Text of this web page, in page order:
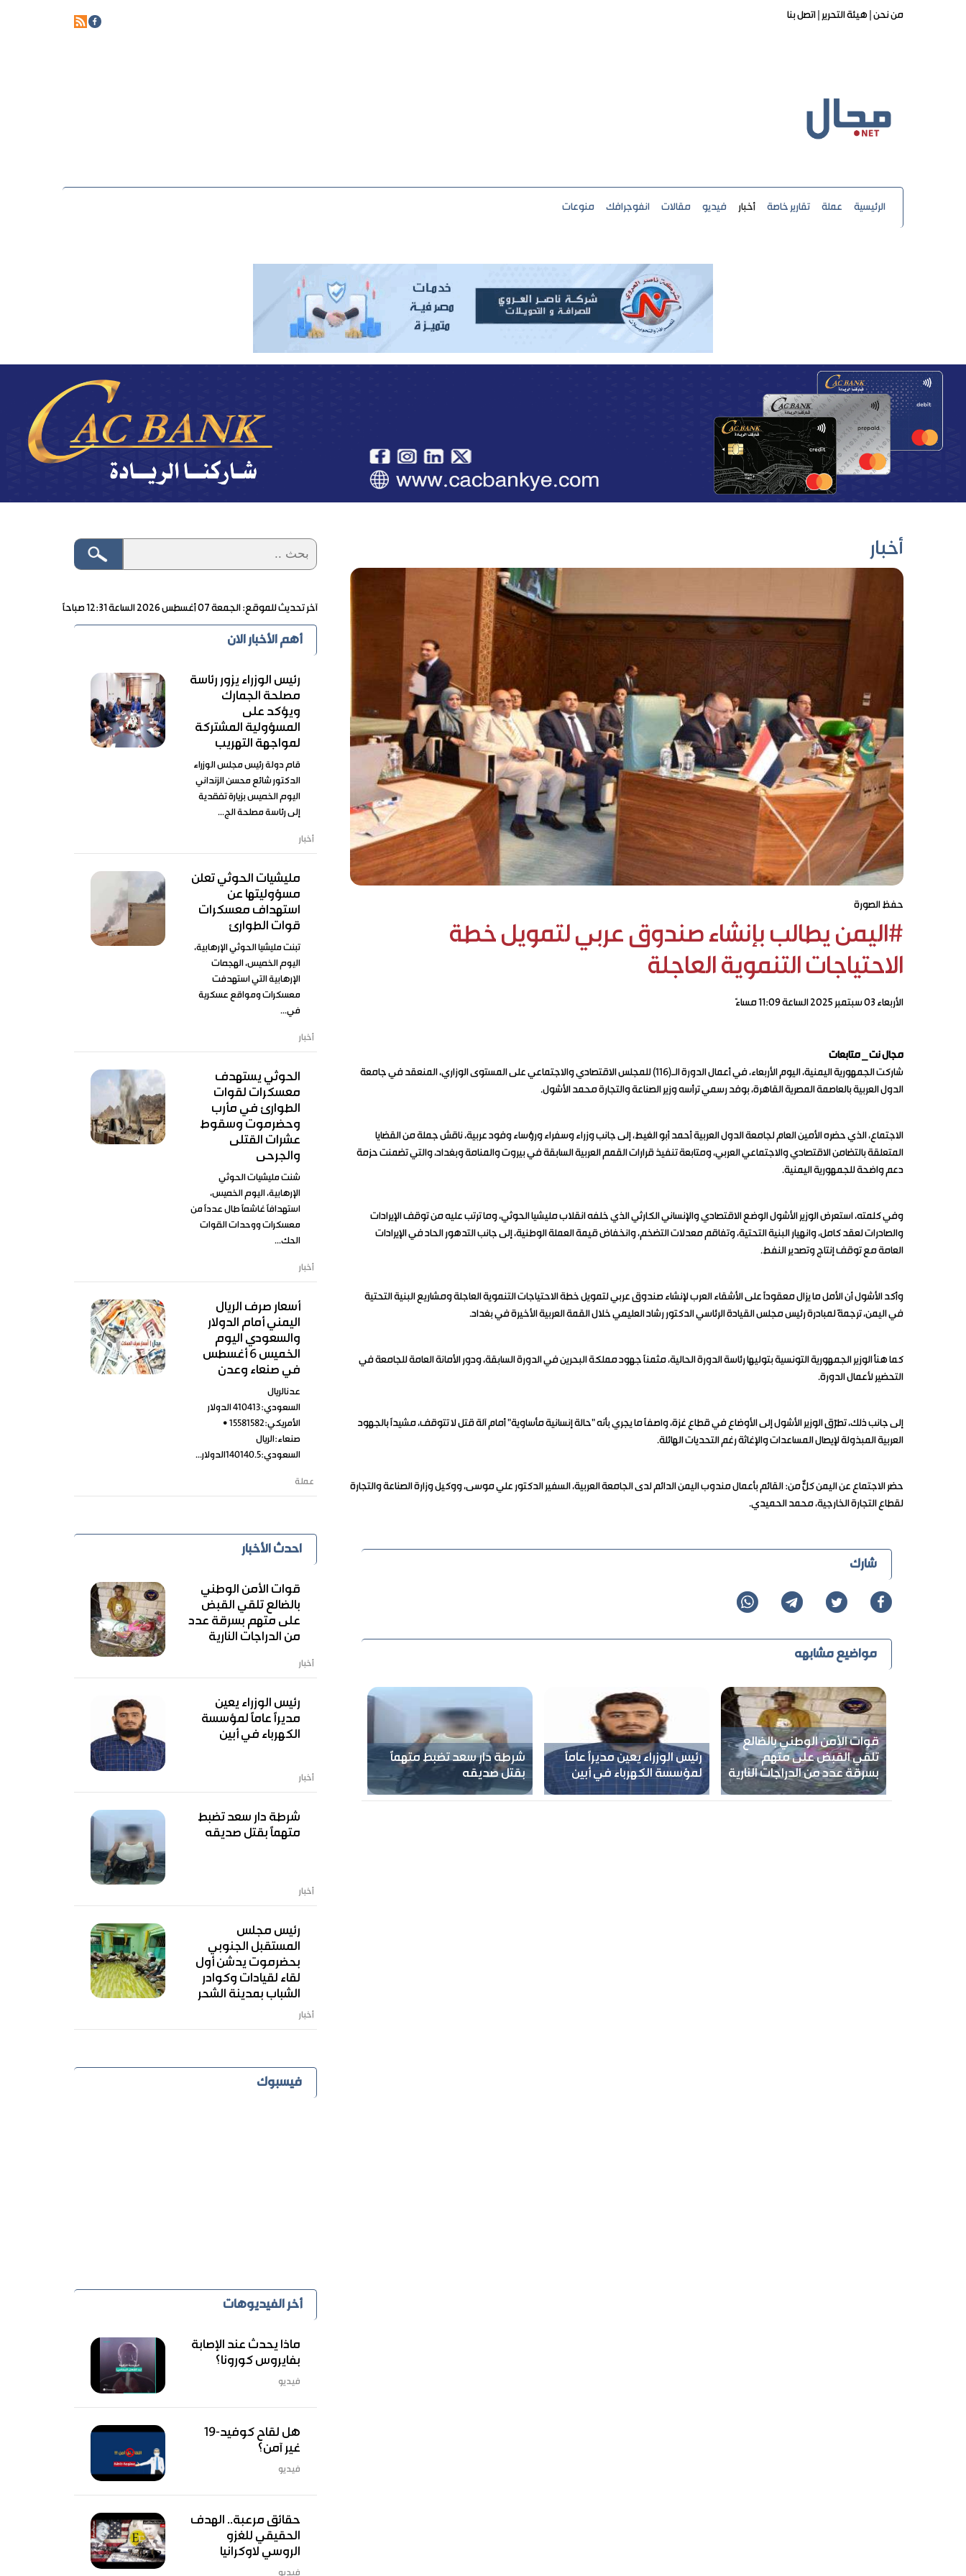
من نحن | هيئة التحرير | اتصل بنا
الرئيسية عملة تقارير خاصة أخبار فيديو مقالات انفوجرافك منوعات
أخبار
حفظ الصورة
#اليمن يطالب بإنشاء صندوق عربي لتمويل خطة
الاحتياجات التنموية العاجلة
الأربعاء ٠٣ سبتمبر ٢٠٢٥ الساعة ١١:٠٩ مساءً
مجال نت _ متابعات
شاركت الجمهورية اليمنية، اليوم الأربعاء، في أعمال الدورة الـ(116) للمجلس الاقتصادي والاجتماعي على المستوى الوزاري، المنعقد في جامعة
الدول العربية بالعاصمة المصرية القاهرة، بوفد رسمي ترأسه وزير الصناعة والتجارة محمد الأشول.
الاجتماع، الذي حضره الأمين العام لجامعة الدول العربية أحمد أبو الغيط، إلى جانب وزراء وسفراء ورؤساء وفود عربية، ناقش جملة من القضايا
المتعلقة بالتضامن الاقتصادي والاجتماعي العربي، ومتابعة تنفيذ قرارات القمم العربية السابقة في بيروت والمنامة وبغداد، والتي تضمنت حزمة
دعم واضحة للجمهورية اليمنية.
وفي كلمته، استعرض الوزير الأشول الوضع الاقتصادي والإنساني الكارثي الذي خلفه انقلاب مليشيا الحوثي، وما ترتب عليه من توقف الإيرادات
والصادرات لعقد كامل، وانهيار البنية التحتية، وتفاقم معدلات التضخم، وانخفاض قيمة العملة الوطنية، إلى جانب التدهور الحاد في الإيرادات
العامة مع توقف إنتاج وتصدير النفط.
وأكد الأشول أن الأمل ما يزال معقوداً على الأشقاء العرب لإنشاء صندوق عربي لتمويل خطة الاحتياجات التنموية العاجلة ومشاريع البنية التحتية
في اليمن، ترجمةً لمبادرة رئيس مجلس القيادة الرئاسي الدكتور رشاد العليمي خلال القمة العربية الأخيرة في بغداد.
كما هنأ الوزير الجمهورية التونسية بتوليها رئاسة الدورة الحالية، مثمناً جهود مملكة البحرين في الدورة السابقة، ودور الأمانة العامة للجامعة في
التحضير لأعمال الدورة.
إلى جانب ذلك، تطرّق الوزير الأشول إلى الأوضاع في قطاع غزة، واصفاً ما يجري بأنه "حالة إنسانية مأساوية" أمام آلة قتل لا تتوقف، مشيداً بالجهود
العربية المبذولة لإيصال المساعدات والإغاثة رغم التحديات الهائلة.
حضر الاجتماع عن اليمن كلٌّ من: القائم بأعمال مندوب اليمن الدائم لدى الجامعة العربية، السفير الدكتور علي موسى، ووكيل وزارة الصناعة والتجارة
لقطاع التجارة الخارجية، محمد الحميدي.
شارك
مواضيع مشابهه
قوات الأمن الوطني بالضالع
تلقي القبض على متهم
بسرقة عدد من الدراجات النارية
رئيس الوزراء يعين مديرًا عامًا
لمؤسسة الكهرباء في أبين
شرطة دار سعد تضبط متهماً
بقتل صديقه
آخر تحديث للموقع: الجمعة ٠٧ أغسطس ٢٠٢٦ الساعة ١٢:٣١ صباحاً
أهم الأخبار الان
رئيس الوزراء يزور رئاسة
مصلحة الجمارك
ويؤكد على
المسؤولية المشتركة
لمواجهة التهريب
قام دولة رئيس مجلس الوزراء
الدكتور شائع محسن الزنداني
اليوم الخميس بزيارة تفقدية
إلى رئاسة مصلحة الج...
أخبار
مليشيات الحوثي تعلن
مسؤوليتها عن
استهداف معسكرات
قوات الطوارئ
تبنت مليشيا الحوثي الإرهابية،
اليوم الخميس، الهجمات
الإرهابية التي استهدفت
معسكرات ومواقع عسكرية
في...
أخبار
الحوثي يستهدف
معسكرات لقوات
الطوارئ في مأرب
وحضرموت وسقوط
عشرات القتلى
والجرحى
شنت مليشيات الحوثي
الإرهابية، اليوم الخميس،
استهدافاً غاشماً طال عدداً من
معسكرات ووحدات القوات
الحك...
أخبار
أسعار صرف الريال
اليمني أمام الدولار
والسعودي اليوم
الخميس 6 أغسطس
في صنعاء وعدن
عدنالريال
السعودي:410413 الدولار
الأمريكي:15581582 •
صنعاء:الريال
السعودي:140140.5الدولار...
عملة
احدث الأخبار
قوات الأمن الوطني
بالضالع تلقي القبض
على متهم بسرقة عدد
من الدراجات النارية
أخبار
رئيس الوزراء يعين
مديرًا عامًا لمؤسسة
الكهرباء في أبين
أخبار
شرطة دار سعد تضبط
متهماً بقتل صديقه
أخبار
رئيس مجلس
المستقبل الجنوبي
بحضرموت يدشن أول
لقاء لقيادات وكوادر
الشباب بمدينة الشحر
أخبار
فيسبوك
أخر الفيديوهات
ماذا يحدث عند الإصابة
بفايروس كورونا؟
فيديو
هل لقاح كوفيد-19
غير آمن؟
فيديو
حقائق مرعبة.. الهدف
الحقيقي للغزو
الروسي لاوكرانيا
فيديو